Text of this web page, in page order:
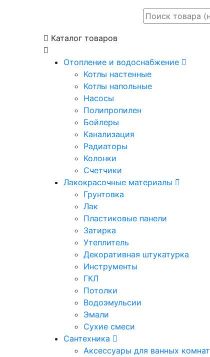
Каталог товаров
Отопление и водоснабжение
Котлы настенные
Котлы напольные
Насосы
Полипропилен
Бойлеры
Канализация
Радиаторы
Колонки
Счетчики
Лакокрасочные материалы
Грунтовка
Лак
Пластиковые панели
Затирка
Утеплитель
Декоративная штукатурка
Инструменты
ГКЛ
Потолки
Водоэмульсии
Эмали
Сухие смеси
Сантехника
Аксессуары для ванных комнат